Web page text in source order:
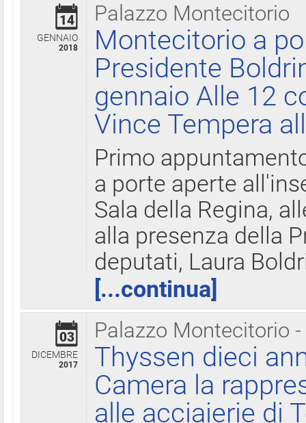
Palazzo Montecitorio
14
GENNAIO
2018
Montecitorio a
Presidente
gennaio Alle 12
Vince Tempera
Primo
a porte aperte
Sala della Regina,
alla presenza della
deputati, Laura
[...continua]
Palazzo Montecitorio
03
DICEMBRE
2017
Thyssen dieci
Camera la
alle acciaierie di